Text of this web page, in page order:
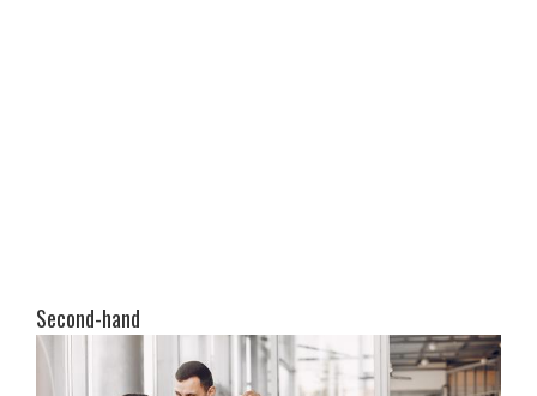
Second-hand